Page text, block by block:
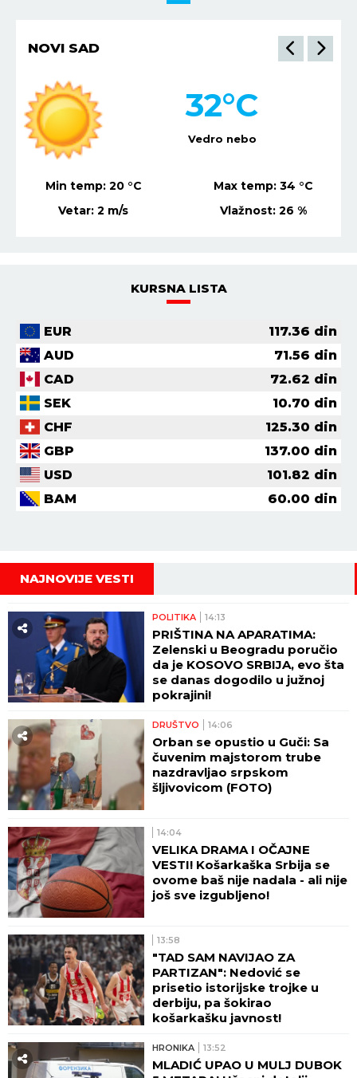
NIŠ
Vedro nebo
34°C
Min temp:21 °C Max temp:36 °C
Vetar: 4 m/s Vlažnost:31 %
KURSNA LISTA
EUR 117.36 din
AUD
71.56 din
CAD
72.62 din
SEK
10.70 din
CHF
125.30 din
GBP
137.00 din
USD
101.82 din
BAM
60.00 din
NAJNOVIJE VESTI
POLITIKA 14:13
PRIŠTINA NA APARATIMA:
Zelenski u Beogradu poručio
da je KOSOVO SRBIJA, evo šta
se danas dogodilo u južnoj
pokrajini!
DRUŠTVO 14:06
Orban se opustio u Guči: Sa
čuvenim majstorom trube
nazdravljao srpskom
šljivovicom (FOTO)
14:04
VELIKA DRAMA I OČAJNE
VESTI! Košarkaška Srbija se
ovome baš nije nadala - ali nije
još sve izgubljeno!
13:58
"TAD SAM NAVIJAO ZA
PARTIZAN": Nedović se
prisetio istorijske trojke u
derbiju, pa šokirao
košarkašku javnost!
HRONIKA 13:52
MLADIĆ UPAO U MULJ DUBOK